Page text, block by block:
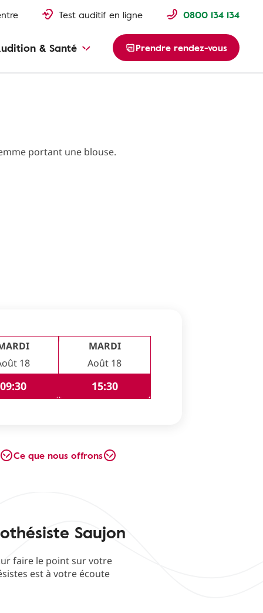
Test auditif en ligne 0800 134 134
& Santé Prendre rendez-vous
18
09:30
MARDI
Août 18
15:30
Ce que nous offrons
Saujon
faire le point sur votre
est à votre écoute